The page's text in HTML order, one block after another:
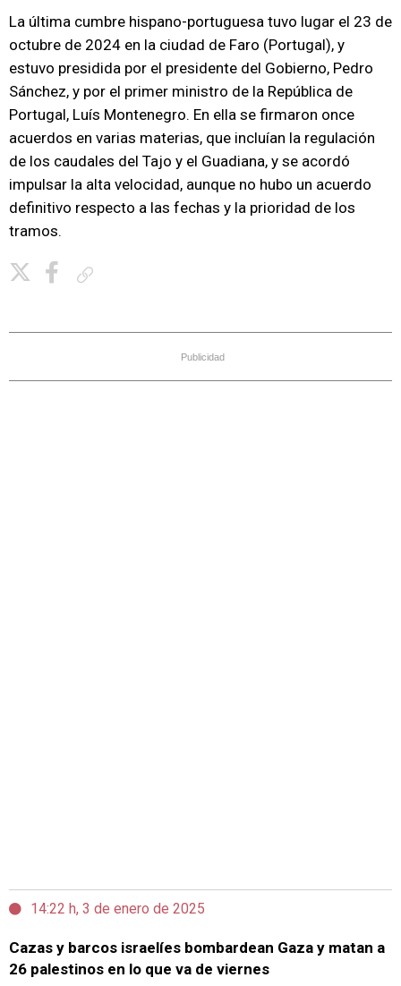
La última cumbre hispano-portuguesa tuvo lugar el 23 de
octubre de 2024 en la ciudad de Faro (Portugal), y
estuvo presidida por el presidente del Gobierno, Pedro
Sánchez, y por el primer ministro de la República de
Portugal, Luís Montenegro. En ella se firmaron once
acuerdos en varias materias, que incluían la regulación
de los caudales del Tajo y el Guadiana, y se acordó
impulsar la alta velocidad, aunque no hubo un acuerdo
definitivo respecto a las fechas y la prioridad de los
tramos.
Publicidad
14:22 h, 3 de enero de 2025
Cazas y barcos israelíes bombardean Gaza y matan a
26 palestinos en lo que va de viernes